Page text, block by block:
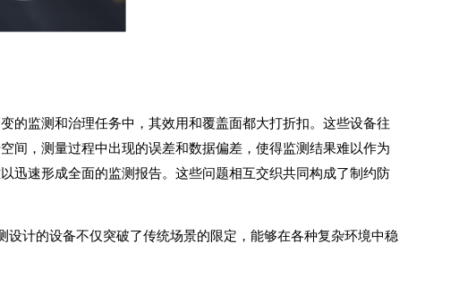
的监测和治理任务中，其效用和覆盖面都大打折扣。这些设备往
间，测量过程中出现的误差和数据偏差，使得监测结果难以作为
迅速形成全面的监测报告。这些问题相互交织共同构成了制约防
计的设备不仅突破了传统场景的限定，能够在各种复杂环境中稳